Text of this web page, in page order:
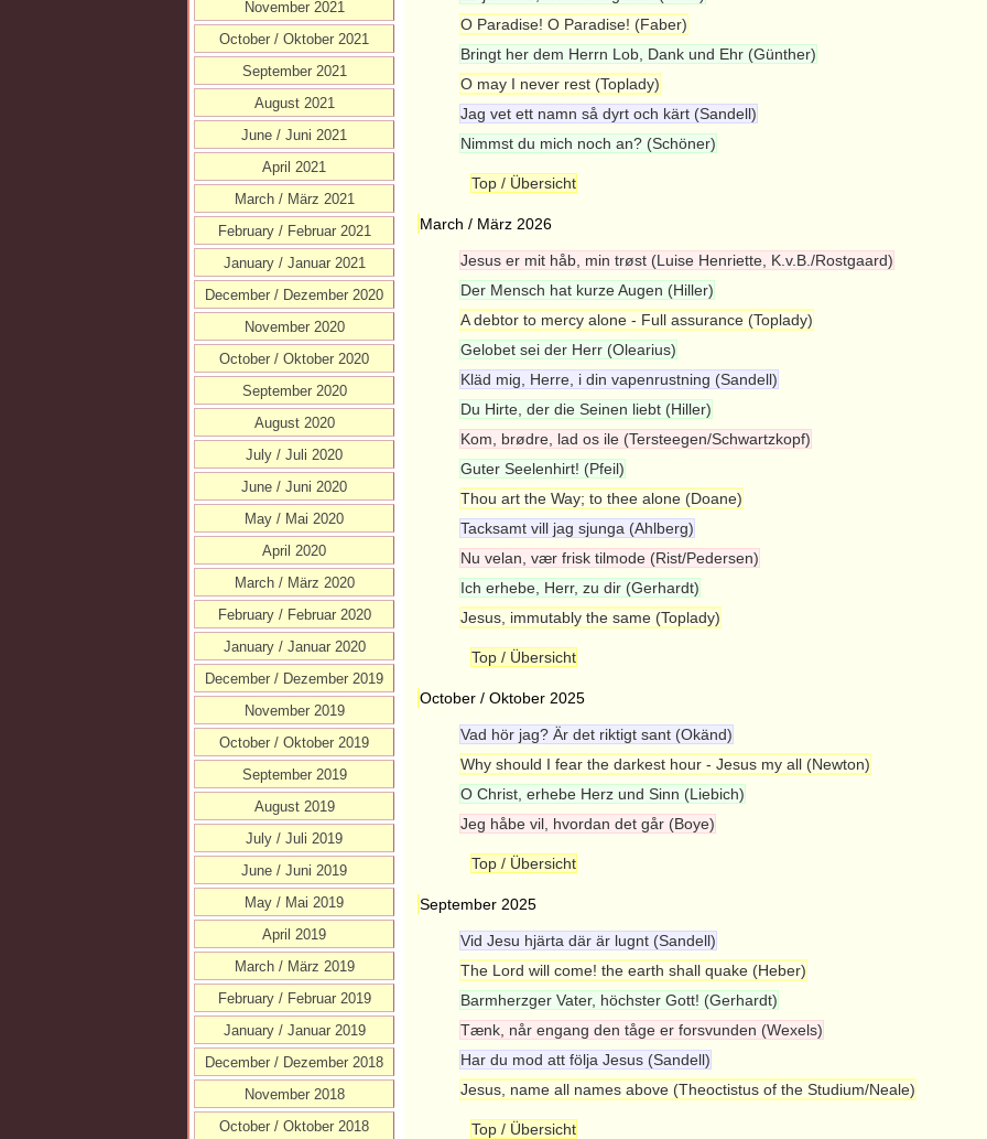
O Paradise! O Paradise! (Faber)
Bringt her dem Herrn Lob, Dank und Ehr (Günther)
O may I never rest (Toplady)
Jag vet ett namn så dyrt och kärt (Sandell)
Nimmst du mich noch an? (Schöner)
Top / Übersicht
March / März 2026
Jesus er mit håb, min trøst (Luise Henriette, K.v.B./Rostgaard)
Der Mensch hat kurze Augen (Hiller)
A debtor to mercy alone - Full assurance (Toplady)
Gelobet sei der Herr (Olearius)
Kläd mig, Herre, i din vapenrustning (Sandell)
Du Hirte, der die Seinen liebt (Hiller)
Kom, brødre, lad os ile (Tersteegen/Schwartzkopf)
Guter Seelenhirt! (Pfeil)
Thou art the Way; to thee alone (Doane)
Tacksamt vill jag sjunga (Ahlberg)
Nu velan, vær frisk tilmode (Rist/Pedersen)
Ich erhebe, Herr, zu dir (Gerhardt)
Jesus, immutably the same (Toplady)
Top / Übersicht
October / Oktober 2025
Vad hör jag? Är det riktigt sant (Okänd)
Why should I fear the darkest hour - Jesus my all (Newton)
O Christ, erhebe Herz und Sinn (Liebich)
Jeg håbe vil, hvordan det går (Boye)
Top / Übersicht
September 2025
Vid Jesu hjärta där är lugnt (Sandell)
The Lord will come! the earth shall quake (Heber)
Barmherzger Vater, höchster Gott! (Gerhardt)
Tænk, når engang den tåge er forsvunden (Wexels)
Har du mod att följa Jesus (Sandell)
Jesus, name all names above (Theoctistus of the Studium/Neale)
Top / Übersicht
November 2021
October / Oktober 2021
September 2021
August 2021
June / Juni 2021
April 2021
March / März 2021
February / Februar 2021
January / Januar 2021
December / Dezember 2020
November 2020
October / Oktober 2020
September 2020
August 2020
July / Juli 2020
June / Juni 2020
May / Mai 2020
April 2020
March / März 2020
February / Februar 2020
January / Januar 2020
December / Dezember 2019
November 2019
October / Oktober 2019
September 2019
August 2019
July / Juli 2019
June / Juni 2019
May / Mai 2019
April 2019
March / März 2019
February / Februar 2019
January / Januar 2019
December / Dezember 2018
November 2018
October / Oktober 2018